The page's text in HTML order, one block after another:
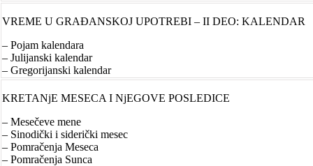
VREME U GRAĐANSKOJ UPOTREBI – II DEO: KALENDAR
– Pojam kalendara
– Julijanski kalendar
– Gregorijanski kalendar
KRETANjE MESECA I NjEGOVE POSLEDICE
– Mesečeve mene
– Sinodički i siderički mesec
– Pomračenja Meseca
– Pomračenja Sunca